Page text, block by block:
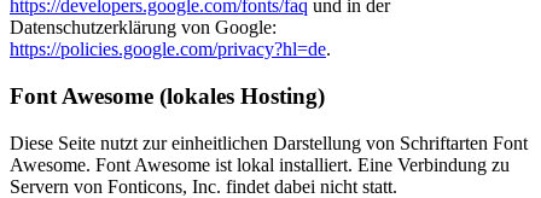
https://developers.google.com/fonts/faq und in der
Datenschutzerklärung von Google:
https://policies.google.com/privacy?hl=de.
Font Awesome (lokales Hosting)
Diese Seite nutzt zur einheitlichen Darstellung von Schriftarten Font
Awesome. Font Awesome ist lokal installiert. Eine Verbindung zu
Servern von Fonticons, Inc. findet dabei nicht statt.